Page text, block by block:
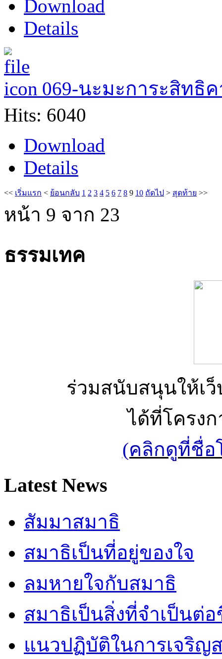
Download
Details
069-นะมะการะสิทธิ
Hits: 6040
Download
Details
<< เริ่มแรก < ย้อนกลับ 1 2 3 4 5 6 7 8 9 10 ถัดไป > สุดท้าย >>
หน้า 9 จาก 23
ธรรมเทค
ร่วมสนับสนุนให้เ
ได้ที่โครง
(คลิกดูที่ชื่อ
Latest News
สัมมาสมาธิ
สมาธิเป็นที่อยู่ของใจ
ลมหายใจกับสมาธิ
สมาธิเป็นสิ่งที่จำเป็นต่
แนวปฏิบัติในการเจริญ